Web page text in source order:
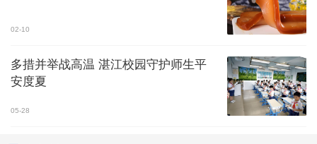
02-10
多措并举战高温 湛江校园守护师生平
安度夏
05-28